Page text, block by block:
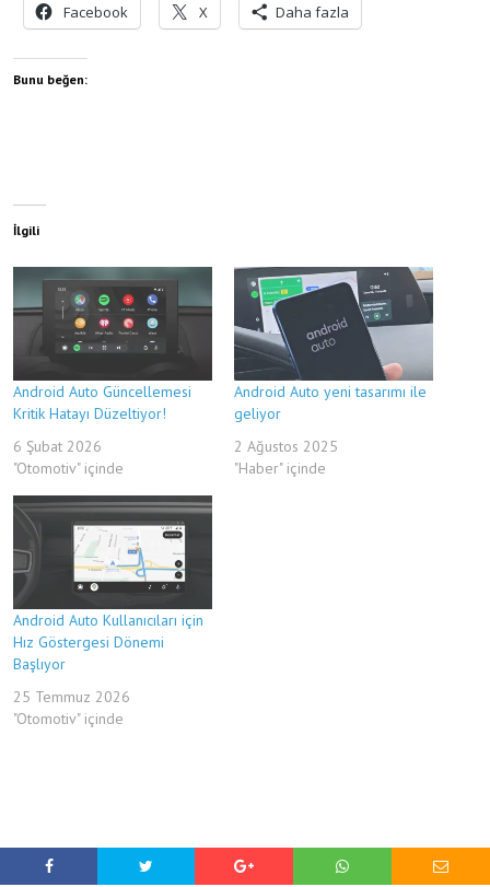
Facebook X Daha fazla
Bunu beğen:
İlgili
Android Auto Güncellemesi
Kritik Hatayı Düzeltiyor!
6 Şubat 2026
"Otomotiv" içinde
Android Auto yeni tasarımı ile
geliyor
2 Ağustos 2025
"Haber" içinde
Android Auto Kullanıcıları için
Hız Göstergesi Dönemi
Başlıyor
25 Temmuz 2026
"Otomotiv" içinde